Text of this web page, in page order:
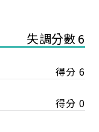
失調分數 6
得分 6
得分 0